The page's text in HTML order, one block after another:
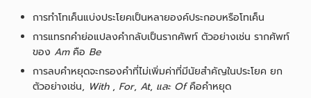
การทำโทเค็นแบ่งประโยคเป็นหลายองค์ประกอบหรือโทเค็น
การแทรกคำย่อแปลงคำกลับเป็นรากศัพท์ ตัวอย่างเช่น รากศัพท์
ของ Am คือ Be
การลบคำหยุดจะกรองคำที่ไม่เพิ่มค่าที่มีนัยสำคัญในประโยค ยก
ตัวอย่างเช่น, With , For, At, และ Ofคือคำหยุด